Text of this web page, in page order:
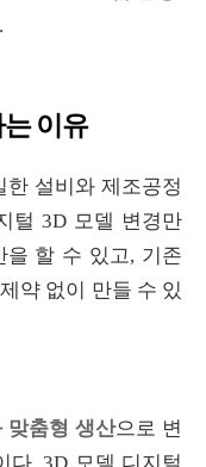
.
이유
설비와 제조공정
털3D 모델 변경만
을 할 수 있고, 기존
약 없이 만들 수 있
맞춤형 생산으로 변